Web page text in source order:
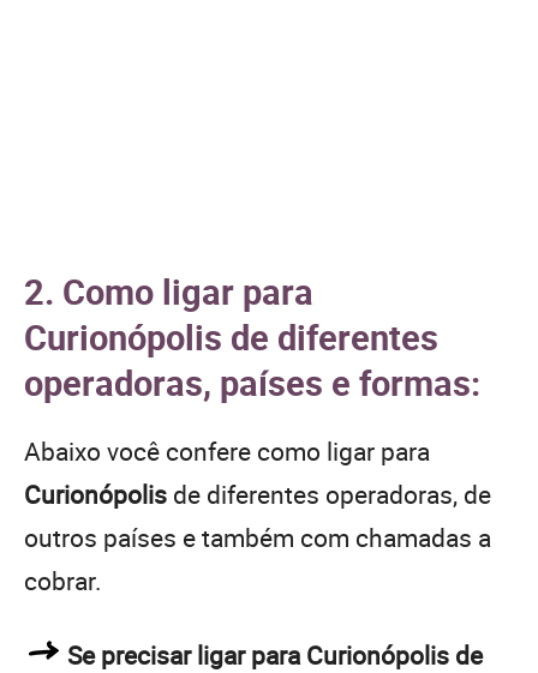
2. Como ligar para
Curionópolis de diferentes
operadoras, países e formas:
Abaixo você confere como ligar para
Curionópolis de diferentes operadoras, de
outros países e também com chamadas a
cobrar.
Se precisar ligar para Curionópolis de